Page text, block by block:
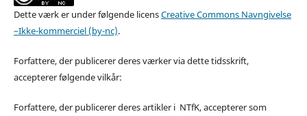
Dette værk er under følgende licensCreative Commons Navngivelse
–Ikke-kommerciel (by-nc).
Forfattere, der publicerer deres værker via dette tidsskrift,
accepterer følgende vilkår:
Forfattere, der publicerer deres artikler i NTfK, accepterer som